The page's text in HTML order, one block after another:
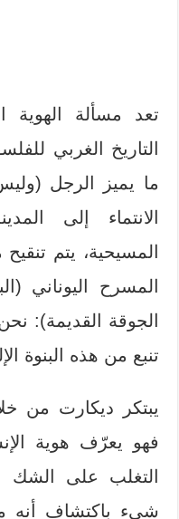
تعد مسألة
التاريخ الغربي
ما يميز الرجل
الانتماء إلى
المسيحية، يتم
المسرح اليوناني
الجوقة القديمة): نحن
تنبع من هذه البنوة
يبتكر ديكارت من
فهو يعرّف هوية
التغلب على
شيء باكتشاف أنه